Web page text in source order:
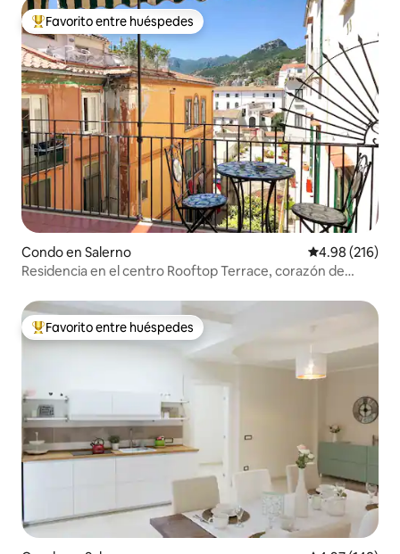
Favorito entre huéspedes preferido
Favorito entre huéspedes
Condo en Salerno Calificación
4.98 (216)
Residencia en el centro Rooftop Terrace, corazón de
Favorito entre huéspedes preferido
Favorito entre huéspedes